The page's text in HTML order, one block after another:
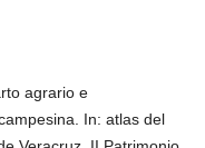
agrario e
In: atlas del